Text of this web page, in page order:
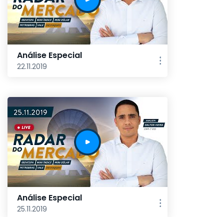
Análise Especial
22.11.2019
Análise Especial
25.11.2019